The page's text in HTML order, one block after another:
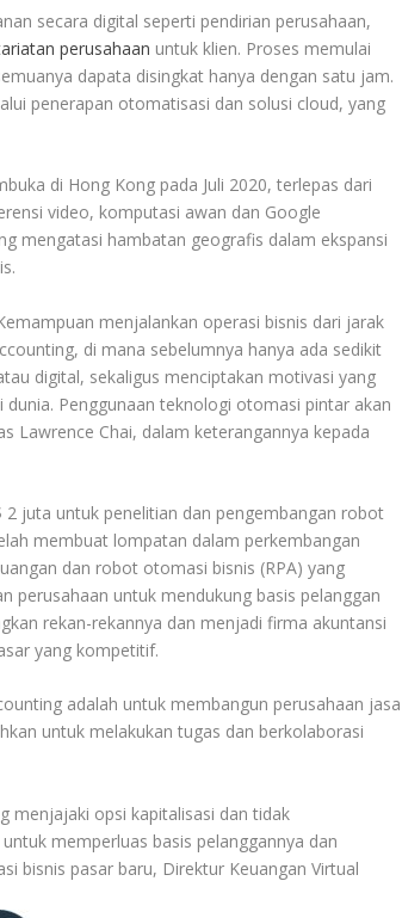
secara digital seperti pendirian perusahaan,
perusahaan untuk klien. Proses memulai
dapata disingkat hanya dengan satu jam.
penerapan otomatisasi dan solusi cloud, yang
di Hong Kong pada Juli 2020, terlepas dari
video, komputasi awan dan Google
mengatasi hambatan geografis dalam ekspansi
menjalankan operasi bisnis dari jarak
di mana sebelumnya hanya ada sedikit
digital, sekaligus menciptakan motivasi yang
Penggunaan teknologi otomasi pintar akan
Lawrence Chai, dalam keterangannya kepada
2 juta untuk penelitian dan pengembangan robot
membuat lompatan dalam perkembangan
dan robot otomasi bisnis (RPA) yang
perusahaan untuk mendukung basis pelanggan
rekan-rekannya dan menjadi firma akuntansi
yang kompetitif.
adalah untuk membangun perusahaan jasa
untuk melakukan tugas dan berkolaborasi
menjajaki opsi kapitalisasi dan tidak
memperluas basis pelanggannya dan
bisnis pasar baru, Direktur Keuangan Virtual